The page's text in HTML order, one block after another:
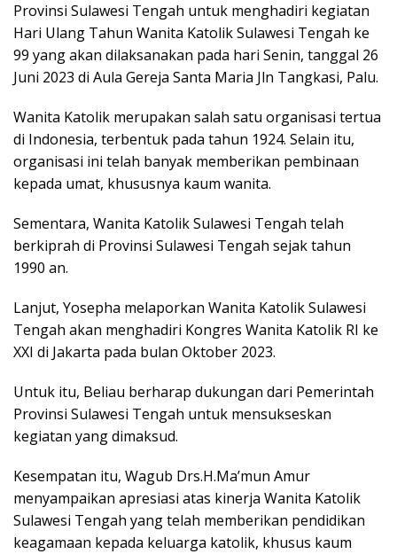
Provinsi Sulawesi Tengah untuk menghadiri kegiatan
Hari Ulang Tahun Wanita Katolik Sulawesi Tengah ke
99 yang akan dilaksanakan pada hari Senin, tanggal 26
Juni 2023 di Aula Gereja Santa Maria Jln Tangkasi, Palu.
Wanita Katolik merupakan salah satu organisasi tertua
di Indonesia, terbentuk pada tahun 1924. Selain itu,
organisasi ini telah banyak memberikan pembinaan
kepada umat, khususnya kaum wanita.
Sementara, Wanita Katolik Sulawesi Tengah telah
berkiprah di Provinsi Sulawesi Tengah sejak tahun
1990 an.
Lanjut, Yosepha melaporkan Wanita Katolik Sulawesi
Tengah akan menghadiri Kongres Wanita Katolik RI ke
XXI di Jakarta pada bulan Oktober 2023.
Untuk itu, Beliau berharap dukungan dari Pemerintah
Provinsi Sulawesi Tengah untuk mensukseskan
kegiatan yang dimaksud.
Kesempatan itu, Wagub Drs.H.Ma’mun Amur
menyampaikan apresiasi atas kinerja Wanita Katolik
Sulawesi Tengah yang telah memberikan pendidikan
keagamaan kepada keluarga katolik, khusus kaum